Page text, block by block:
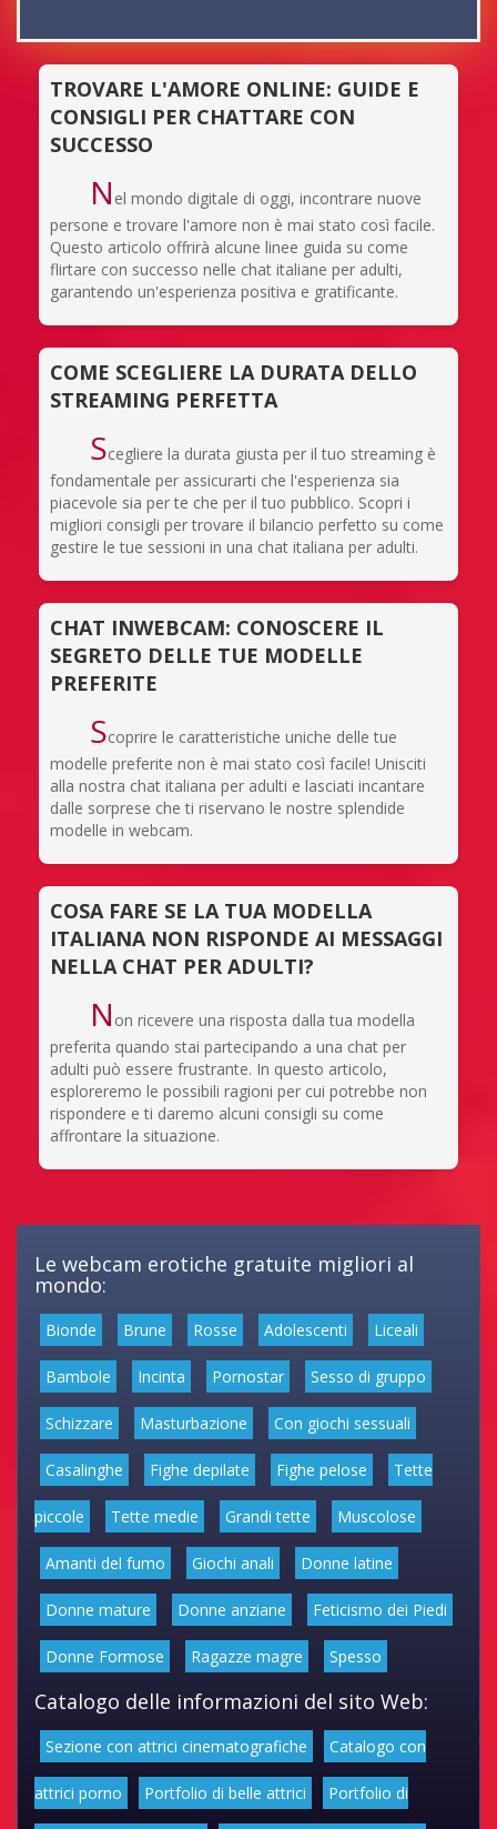
TROVARE L'AMORE ONLINE: GUIDE E
CONSIGLI PER CHATTARE CON
SUCCESSO
N el mondo digitale di oggi, incontrare nuove
persone e trovare l'amore non è mai stato così facile.
Questo articolo offrirà alcune linee guida su come
flirtare con successo nelle chat italiane per adulti,
garantendo un'esperienza positiva e gratificante.
COME SCEGLIERE LA DURATA DELLO
STREAMING PERFETTA
Scegliere la durata giusta per il tuo streaming è
fondamentale per assicurarti che l'esperienza sia
piacevole sia per te che per il tuo pubblico. Scopri i
migliori consigli per trovare il bilancio perfetto su come
gestire le tue sessioni in una chat italiana per adulti.
CHAT INWEBCAM: CONOSCERE IL
SEGRETO DELLE TUE MODELLE
PREFERITE
Scoprire le caratteristiche uniche delle tue
modelle preferite non è mai stato così facile! Unisciti
alla nostra chat italiana per adulti e lasciati incantare
dalle sorprese che ti riservano le nostre splendide
modelle in webcam.
COSA FARE SE LA TUA MODELLA
ITALIANA NON RISPONDE AI MESSAGGI
NELLA CHAT PER ADULTI?
N on ricevere una risposta dalla tua modella
preferita quando stai partecipando a una chat per
adulti può essere frustrante. In questo articolo,
esploreremo le possibili ragioni per cui potrebbe non
rispondere e ti daremo alcuni consigli su come
affrontare la situazione.
Le webcam erotiche gratuite migliori al
mondo:
Bionde Brune Rosse Adolescenti Liceali
Bambole Incinta Pornostar Sesso di gruppo
Schizzare Masturbazione Con giochi sessuali
Casalinghe Fighe depilate Fighe pelose Tette
piccole Tette medie Grandi tette Muscolose
Amanti del fumo Giochi anali Donne latine
Donne mature Donne anziane Feticismo dei Piedi
Donne Formose Ragazze magre Spesso
Catalogo delle informazioni del sito Web:
Sezione con attrici cinematografiche Catalogo con
attrici porno Portfolio di belle attrici Portfolio di